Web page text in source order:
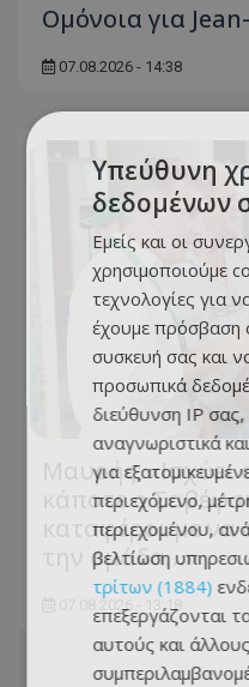
Ομόνοια για
07.08.2026 - 14:38
Μαυρής: «Ισχύει
κάποτε ο
καταφέρουμε να
την ομάδα…»
07.08.2026 - 13:18
Υπεύθυνη
δεδομένων
Εμείς και οι
χρησιμοποιούμε
τεχνολογίες για
έχουμε πρόσβαση
συσκευή σας και
προσωπικά
διεύθυνση IP
αναγνωριστικά
για
περιεχόμενο,
περιεχομένου,
βελτίωση
τρίτων (1884)
επεξεργάζονται
αυτούς και